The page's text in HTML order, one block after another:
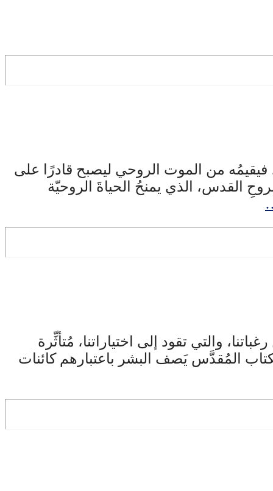
فيقيمُه من الموت الروحي ليصبح قادرًا على
القدس، الذي يمنحُ الحياةَ الروحيّة
والتي تقود إلى اختياراتنا، مُتأثِّرة
المُقدَّس يَصف البشر باعتبارهم كائنات